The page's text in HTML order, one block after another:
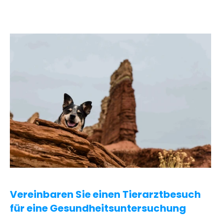
Vereinbaren Sie einen Tierarztbesuch
für eine Gesundheitsuntersuchung